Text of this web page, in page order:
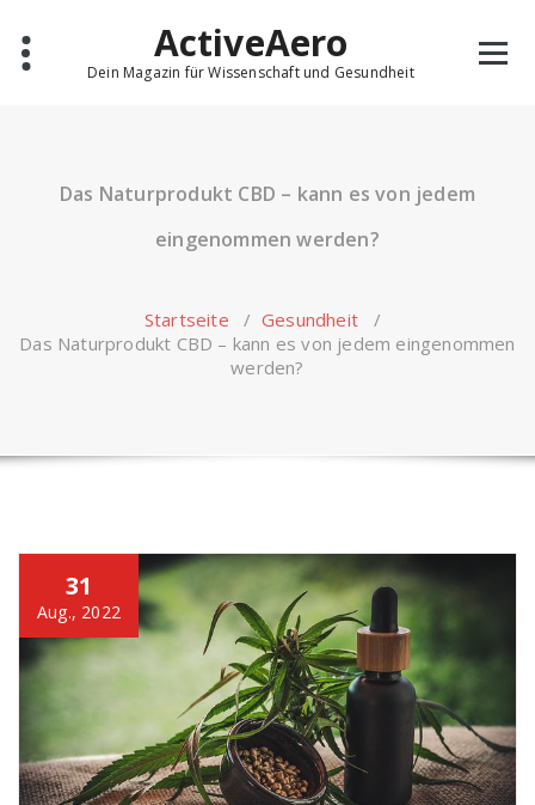
content
ActiveAero
Dein Magazin für Wissenschaft und Gesundheit
Das Naturprodukt CBD – kann es von jedem
eingenommen werden?
Startseite / Gesundheit /
Das Naturprodukt CBD – kann es von jedem eingenommen
werden?
31
Aug., 2022